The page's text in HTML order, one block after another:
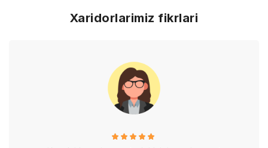
Xaridorlarimiz fikrlari